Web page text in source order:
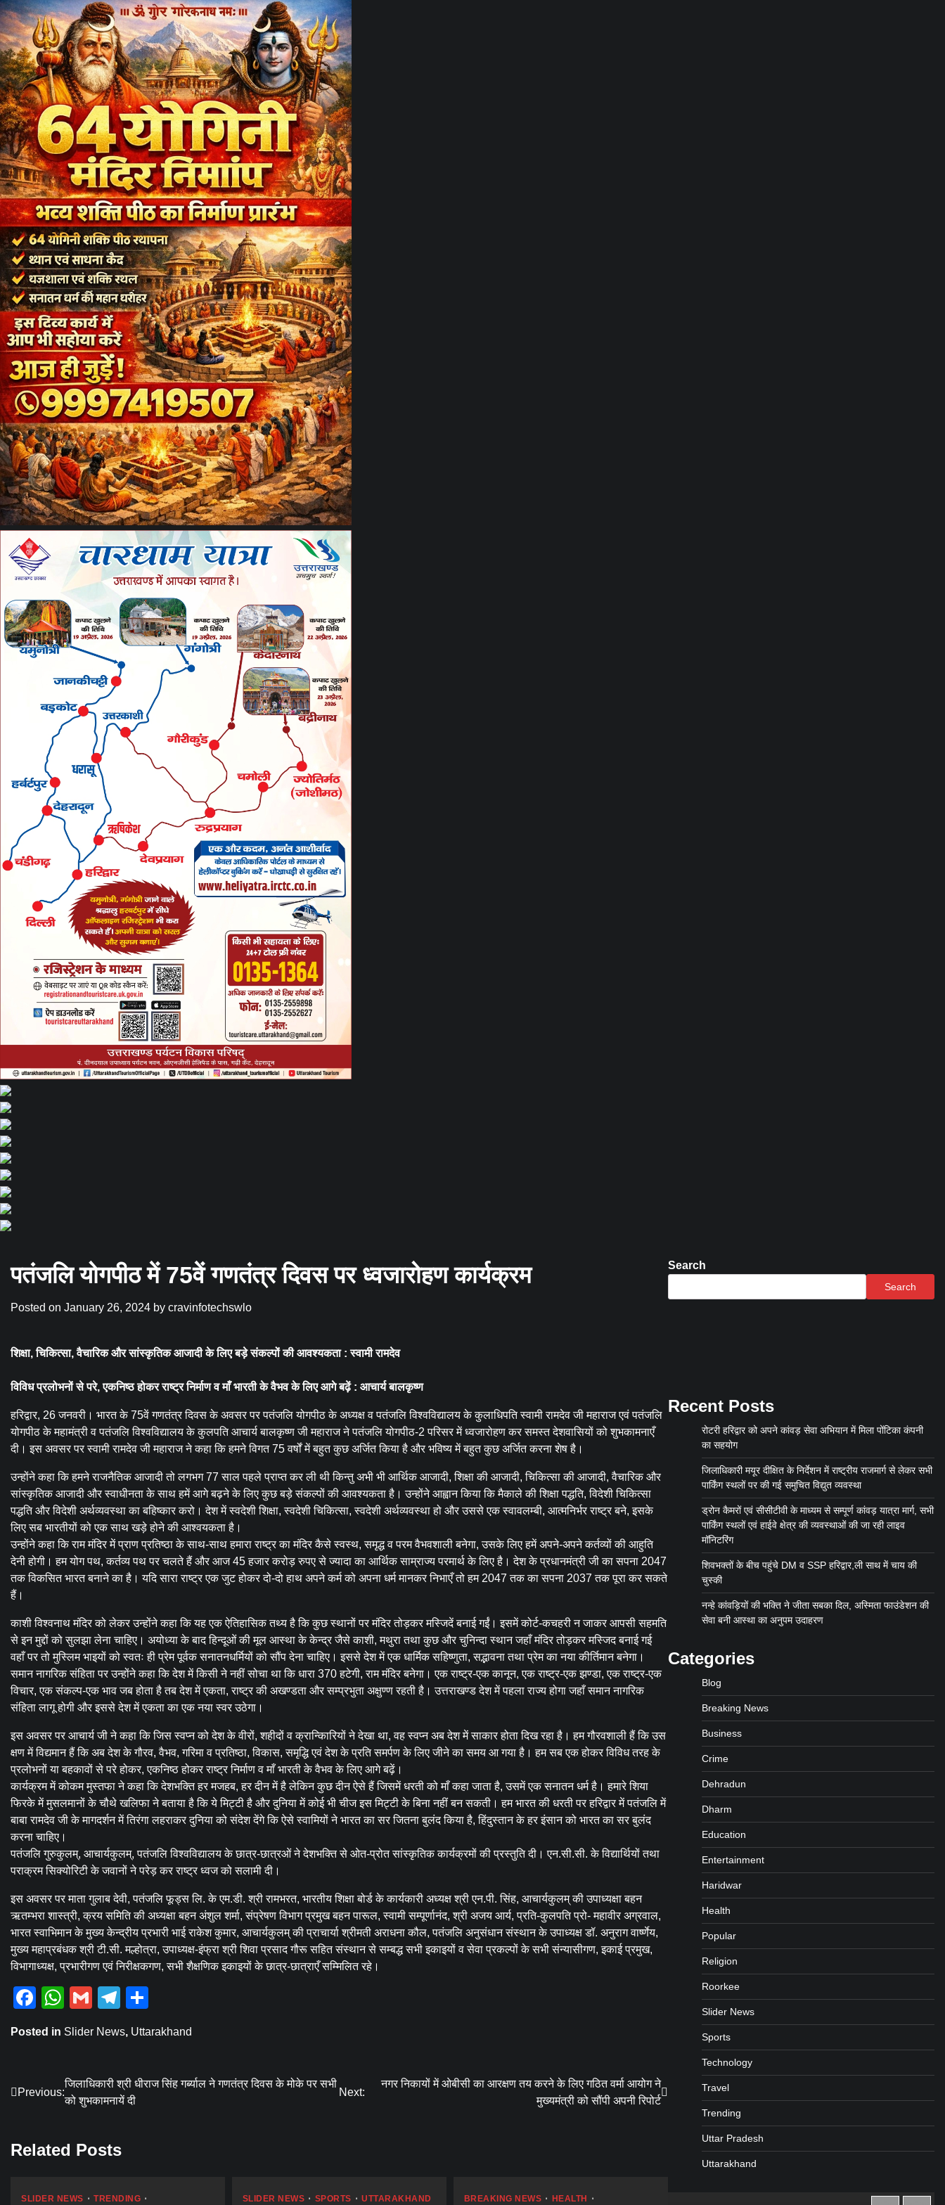
पतंजलि योगपीठ में 75वें गणतंत्र दिवस पर ध्वजारोहण कार्यक्रम
Posted on January 26, 2024 by cravinfotechswlo
शिक्षा, चिकित्सा, वैचारिक और सांस्कृतिक आजादी के लिए बड़े संकल्पों की आवश्यकता : स्वामी रामदेव
विविध प्रलोभनों से परे, एकनिष्ठ होकर राष्ट्र निर्माण व माँ भारती के वैभव के लिए आगे बढ़ें : आचार्य बालकृष्ण
हरिद्वार, 26 जनवरी। भारत के 75वें गणतंत्र दिवस के अवसर पर पतंजलि योगपीठ के अध्यक्ष व पतंजलि विश्वविद्यालय के कुलाधिपति स्वामी रामदेव जी महाराज एवं पतंजलि
योगपीठ के महामंत्री व पतंजलि विश्वविद्यालय के कुलपति आचार्य बालकृष्ण जी महाराज ने पतंजलि योगपीठ-2 परिसर में ध्वजारोहण कर समस्त देशवासियों को शुभकामनाएँ
दी। इस अवसर पर स्वामी रामदेव जी महाराज ने कहा कि हमने विगत 75 वर्षों में बहुत कुछ अर्जित किया है और भविष्य में बहुत कुछ अर्जित करना शेष है।
उन्होंने कहा कि हमने राजनैतिक आजादी तो लगभग 77 साल पहले प्राप्त कर ली थी किन्तु अभी भी आर्थिक आजादी, शिक्षा की आजादी, चिकित्सा की आजादी, वैचारिक और
सांस्कृतिक आजादी और स्वाधीनता के साथ हमें आगे बढ़ने के लिए कुछ बड़े संकल्पों की आवश्यकता है। उन्होंने आह्वान किया कि मैकाले की शिक्षा पद्धति, विदेशी चिकित्सा
पद्धति और विदेशी अर्थव्यवस्था का बहिष्कार करो। देश में स्वदेशी शिक्षा, स्वदेशी चिकित्सा, स्वदेशी अर्थव्यवस्था हो और उससे एक स्वावलम्बी, आत्मनिर्भर राष्ट्र बने, इसके
लिए सब भारतीयों को एक साथ खड़े होने की आश्वयकता है।
उन्होंने कहा कि राम मंदिर में प्राण प्रतिष्ठा के साथ-साथ हमारा राष्ट्र का मंदिर कैसे स्वस्थ, समृद्ध व परम वैभवशाली बनेगा, उसके लिए हमें अपने-अपने कर्तव्यों की आहुति
देनी होगी। हम योग पथ, कर्तव्य पथ पर चलते हैं और आज 45 हजार करोड़ रुपए से ज्यादा का आर्थिक साम्राज्य परमार्थ के लिए है। देश के प्रधानमंत्री जी का सपना 2047
तक विकसित भारत बनाने का है। यदि सारा राष्ट्र एक जुट होकर दो-दो हाथ अपने कर्म को अपना धर्म मानकर निभाएँ तो हम 2047 तक का सपना 2037 तक पूरा कर सकते
हैं।
काशी विश्वनाथ मंदिर को लेकर उन्होंने कहा कि यह एक ऐतिहासिक तथ्य है कि कुछ स्थानों पर मंदिर तोड़कर मस्जिदें बनाई गईं। इसमें कोर्ट-कचहरी न जाकर आपसी सहमति
से इन मुद्दों को सुलझा लेना चाहिए। अयोध्या के बाद हिन्दूओं की मूल आस्था के केन्द्र जैसे काशी, मथुरा तथा कुछ और चुनिन्दा स्थान जहाँ मंदिर तोड़कर मस्जिद बनाई गई
वहाँ पर तो मुस्लिम भाइयों को स्वतः ही प्रेम पूर्वक सनातनधर्मियों को सौंप देना चाहिए। इससे देश में एक धार्मिक सहिष्णुता, सद्भावना तथा प्रेम का नया कीर्तिमान बनेगा।
समान नागरिक संहिता पर उन्होंने कहा कि देश में किसी ने नहीं सोचा था कि धारा 370 हटेगी, राम मंदिर बनेगा। एक राष्ट्र-एक कानून, एक राष्ट्र-एक झण्डा, एक राष्ट्र-एक
विचार, एक संकल्प-एक भाव जब होता है तब देश में एकता, राष्ट्र की अखण्डता और सम्प्रभुता अक्षुण्ण रहती है। उत्तराखण्ड देश में पहला राज्य होगा जहाँ समान नागरिक
संहिता लागू होगी और इससे देश में एकता का एक नया स्वर उठेगा।
इस अवसर पर आचार्य जी ने कहा कि जिस स्वप्न को देश के वीरों, शहीदों व क्रान्किारियों ने देखा था, वह स्वप्न अब देश में साकार होता दिख रहा है। हम गौरवशाली हैं कि उस
क्षण में विद्यमान हैं कि अब देश के गौरव, वैभव, गरिमा व प्रतिष्ठा, विकास, समृद्धि एवं देश के प्रति समर्पण के लिए जीने का समय आ गया है। हम सब एक होकर विविध तरह के
प्रलोभनों या बहकावों से परे होकर, एकनिष्ठ होकर राष्ट्र निर्माण व माँ भारती के वैभव के लिए आगे बढ़ें।
कार्यक्रम में कोकम मुस्तफा ने कहा कि देशभक्ति हर मजहब, हर दीन में है लेकिन कुछ दीन ऐसे हैं जिसमें धरती को माँ कहा जाता है, उसमें एक सनातन धर्म है। हमारे शिया
फिरके में मुसलमानों के चौथे खलिफा ने बताया है कि ये मिट्टी है और दुनिया में कोई भी चीज इस मिट्टी के बिना नहीं बन सकती। हम भारत की धरती पर हरिद्वार में पतंजलि में
बाबा रामदेव जी के मागदर्शन में तिरंगा लहराकर दुनिया को संदेश देंगे कि ऐसे स्वामियों ने भारत का सर जितना बुलंद किया है, हिंदुस्तान के हर इंसान को भारत का सर बुलंद
करना चाहिए।
पतंजलि गुरुकुलम्, आचार्यकुलम्, पतंजलि विश्वविद्यालय के छात्र-छात्रओं ने देशभक्ति से ओत-प्रोत सांस्कृतिक कार्यक्रमों की प्रस्तुति दी। एन.सी.सी. के विद्यार्थियों तथा
पराक्रम सिक्योरिटी के जवानों ने परेड़ कर राष्ट्र ध्वज को सलामी दी।
इस अवसर पर माता गुलाब देवी, पतंजलि फूड्स लि. के एम.डी. श्री रामभरत, भारतीय शिक्षा बोर्ड के कार्यकारी अध्यक्ष श्री एन.पी. सिंह, आचार्यकुलम् की उपाध्यक्षा बहन
ऋतम्भरा शास्त्री, क्रय समिति की अध्यक्षा बहन अंशुल शर्मा, संप्रेषण विभाग प्रमुख बहन पारूल, स्वामी सम्पूर्णानंद, श्री अजय आर्य, प्रति-कुलपति प्रो- महावीर अग्रवाल,
भारत स्वाभिमान के मुख्य केन्द्रीय प्रभारी भाई राकेश कुमार, आचार्यकुलम् की प्राचार्या श्रीमती अराधना कौल, पतंजलि अनुसंधान संस्थान के उपाध्यक्ष डॉ. अनुराग वार्ष्णेय,
मुख्य महाप्रबंधक श्री टी.सी. मल्होत्रा, उपाध्यक्ष-इंफ्रा श्री शिवा प्रसाद गौरू सहित संस्थान से सम्बद्ध सभी इकाइयों व सेवा प्रकल्पों के सभी संन्यासीगण, इकाई प्रमुख,
विभागाध्यक्ष, प्रभारीगण एवं निरीक्षकगण, सभी शैक्षणिक इकाइयों के छात्र-छात्राएँ सम्मिलित रहे।
Facebook
WhatsApp
GmailTelegram
Posted in Slider News, Uttarakhand
Post
navigation
Previous:
जिलाधिकारी श्री धीराज सिंह गर्ब्याल ने गणतंत्र दिवस के मोके पर सभी
को शुभकामनायें दी
Next:
नगर निकायों में ओबीसी का आरक्षण तय करने के लिए गठित वर्मा आयोग ने
मुख्यमंत्री को सौंपी अपनी रिपोर्ट
Related Posts
SLIDER NEWS TRENDING SLIDER NEWS SPORTS UTTARAKHAND BREAKING NEWS HEALTH
Search
Search
Recent Posts
रोटरी हरिद्वार को अपने कांवड़ सेवा अभियान में मिला पोंटिका कंपनी
का सहयोग
जिलाधिकारी मयूर दीक्षित के निर्देशन में राष्ट्रीय राजमार्ग से लेकर सभी
पार्किंग स्थलों पर की गई समुचित विद्युत व्यवस्था
ड्रोन कैमरों एवं सीसीटीवी के माध्यम से सम्पूर्ण कांवड़ यात्रा मार्ग, सभी
पार्किंग स्थलों एवं हाईवे क्षेत्र की व्यवस्थाओं की जा रही लाइव
मॉनिटरिंग
शिवभक्तों के बीच पहुंचे DM व SSP हरिद्वार,ली साथ में चाय की
चुस्की
नन्हे कांवड़ियों की भक्ति ने जीता सबका दिल, अस्मिता फाउंडेशन की
सेवा बनी आस्था का अनुपम उदाहरण
Categories
Blog
Breaking News
Business
Crime
Dehradun
Dharm
Education
Entertainment
Haridwar
Health
Popular
Religion
Roorkee
Slider News
Sports
Technology
Travel
Trending
Uttar Pradesh
Uttarakhand